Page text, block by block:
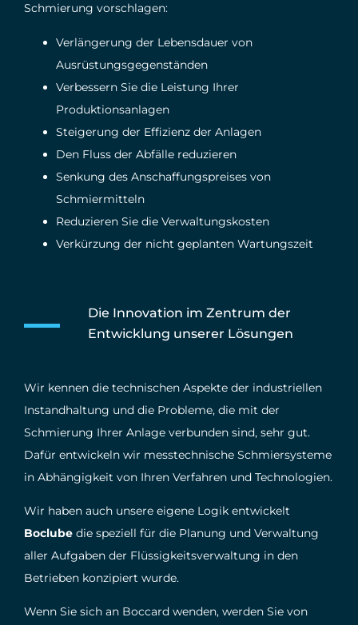
Schmierung vorschlagen:
Verlängerung der Lebensdauer von
Ausrüstungsgegenständen
Verbessern Sie die Leistung Ihrer
Produktionsanlagen
Steigerung der Effizienz der Anlagen
Den Fluss der Abfälle reduzieren
Senkung des Anschaffungspreises von
Schmiermitteln
Reduzieren Sie die Verwaltungskosten
Verkürzung der nicht geplanten Wartungszeit
Die Innovation im Zentrum der
Entwicklung unserer Lösungen
Wir kennen die technischen Aspekte der industriellen
Instandhaltung und die Probleme, die mit der
Schmierung Ihrer Anlage verbunden sind, sehr gut.
Dafür entwickeln wir messtechnische Schmiersysteme
in Abhängigkeit von Ihren Verfahren und Technologien.
Wir haben auch unsere eigene Logik entwickelt
Boclube die speziell für die Planung und Verwaltung
aller Aufgaben der Flüssigkeitsverwaltung in den
Betrieben konzipiert wurde.
Wenn Sie sich an Boccard wenden, werden Sie von